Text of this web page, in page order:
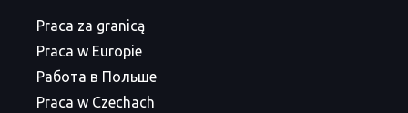
Praca za granicą
Praca w Europie
Работа в Польше
Praca w Czechach